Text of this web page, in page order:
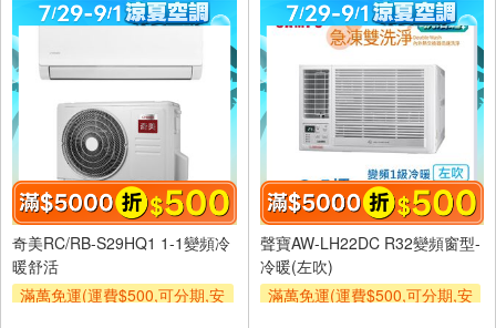
滿額折$500
滿額贈券
滿額折$500
滿額贈券
奇美RC/RB-S29HQ1 1-1變頻冷
暖舒活
滿萬免運(運費$500,可分期,安
聲寶AW-LH22DC R32變頻窗型-
冷暖(左吹)
滿萬免運(運費$500,可分期,安